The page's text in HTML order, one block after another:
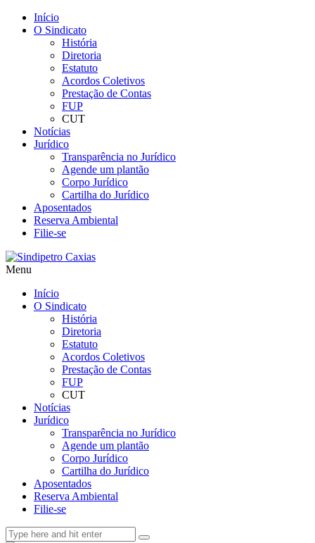
Início
O Sindicato
História
Diretoria
Estatuto
Acordos Coletivos
Prestação de Contas
FUP
CUT
Notícias
Jurídico
Transparência no Jurídico
Agende um plantão
Corpo Jurídico
Cartilha do Jurídico
Aposentados
Reserva Ambiental
Filie-se
Menu
Início
O Sindicato
História
Diretoria
Estatuto
Acordos Coletivos
Prestação de Contas
FUP
CUT
Notícias
Jurídico
Transparência no Jurídico
Agende um plantão
Corpo Jurídico
Cartilha do Jurídico
Aposentados
Reserva Ambiental
Filie-se